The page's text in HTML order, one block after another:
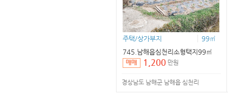
주택/상가부지
99㎡
745.남해읍심천리소형택지99㎡
매매 1,200 만원
경상남도 남해군 남해읍 심천리